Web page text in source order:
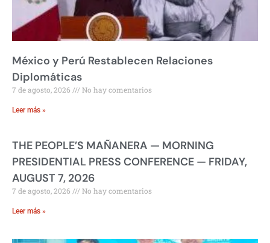
México y Perú Restablecen Relaciones
Diplomáticas
7 de agosto, 2026 No hay comentarios
Leer más »
THE PEOPLE’S MAÑANERA — MORNING
PRESIDENTIAL PRESS CONFERENCE — FRIDAY,
AUGUST 7, 2026
7 de agosto, 2026 No hay comentarios
Leer más »